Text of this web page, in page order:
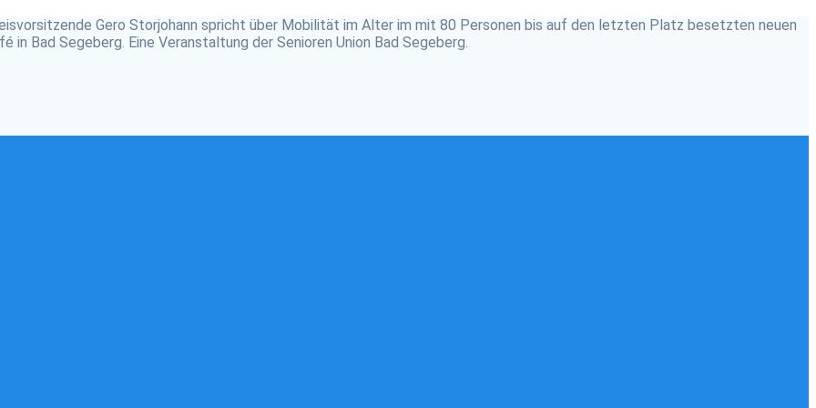
Gero Storjohann spricht über Mobilität im Alter im mit 80 Personen bis auf den letzten Platz besetzten neuen
in Bad Segeberg. Eine Veranstaltung der Senioren Union Bad Segeberg.